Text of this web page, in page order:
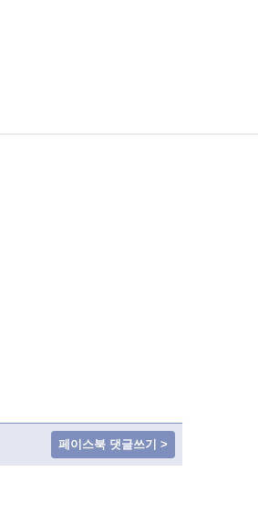
페이스북 댓글쓰기 >